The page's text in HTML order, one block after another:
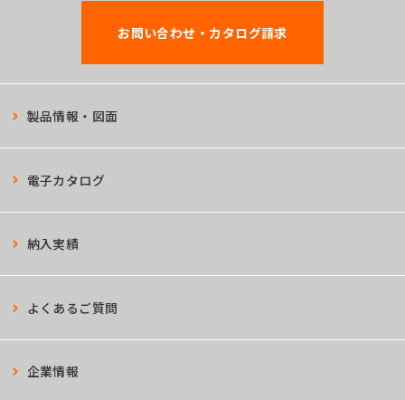
製品情報・図面
電子カタログ
納入実績
よくあるご質問
お問い合わせ・カタログ請求
企業情報